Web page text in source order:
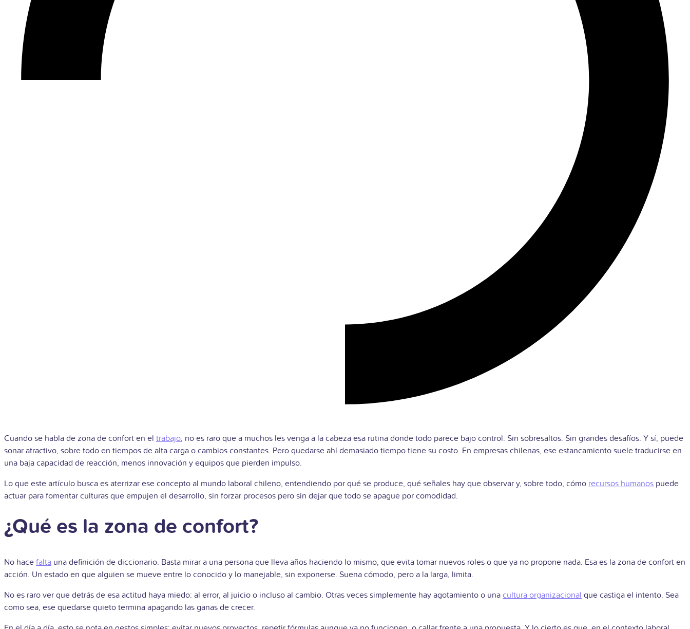
Cuando se habla de zona de confort en el trabajo, no es raro que a muchos les venga a la cabeza esa rutina donde todo parece bajo control. Sin sobresaltos. Sin grandes desafíos. Y sí, puede
sonar atractivo, sobre todo en tiempos de alta carga o cambios constantes. Pero quedarse ahí demasiado tiempo tiene su costo. En empresas chilenas, ese estancamiento suele traducirse en
una baja capacidad de reacción, menos innovación y equipos que pierden impulso.
Lo que este artículo busca es aterrizar ese concepto al mundo laboral chileno, entendiendo por qué se produce, qué señales hay que observar y, sobre todo, cómo recursos humanos puede
actuar para fomentar culturas que empujen el desarrollo, sin forzar procesos pero sin dejar que todo se apague por comodidad.
¿Qué es la zona de confort?
No hace falta una definición de diccionario. Basta mirar a una persona que lleva años haciendo lo mismo, que evita tomar nuevos roles o que ya no propone nada. Esa es la zona de confort en
acción. Un estado en que alguien se mueve entre lo conocido y lo manejable, sin exponerse. Suena cómodo, pero a la larga, limita.
No es raro ver que detrás de esa actitud haya miedo: al error, al juicio o incluso al cambio. Otras veces simplemente hay agotamiento o una cultura organizacional que castiga el intento. Sea
como sea, ese quedarse quieto termina apagando las ganas de crecer.